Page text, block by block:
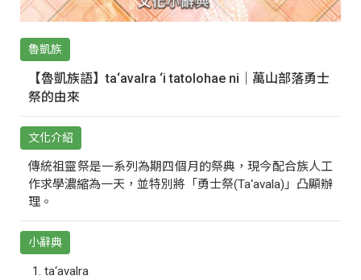
魯凱族
【魯凱族語】ta‘avalra ‘i tatolohae ni｜萬山部落勇士
祭的由來
文化介紹
傳統祖靈祭是一系列為期四個月的祭典，現今配合族人工
作求學濃縮為一天，並特別將「勇士祭(Ta‘avala)」凸顯辦
理。
小辭典
ta‘avalra